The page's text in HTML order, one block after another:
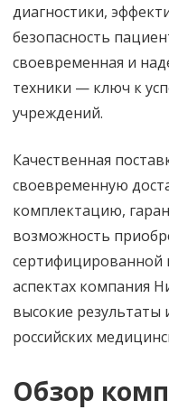
диагностики,
безопасность
своевременная и
техники — ключ к
учреждений.
Качественная
своевременную
комплектацию,
возможность
сертифицированной
аспектах компания
высокие результаты
российских
Обзор